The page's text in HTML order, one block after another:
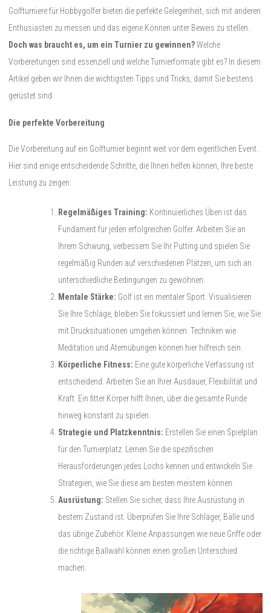
Golfturniere für Hobbygolfer bieten die perfekte Gelegenheit, sich mit anderen
Enthusiasten zu messen und das eigene Können unter Beweis zu stellen.
Doch was braucht es, um ein Turnier zu gewinnen?Welche
Vorbereitungen sind essenziell und welche Turnierformate gibt es? In diesem
Artikel geben wir Ihnen die wichtigsten Tipps und Tricks, damit Sie bestens
gerüstet sind.
Die perfekte Vorbereitung
Die Vorbereitung auf ein Golfturnier beginnt weit vor dem eigentlichen Event.
Hier sind einige entscheidende Schritte, die Ihnen helfen können, Ihre beste
Leistung zu zeigen:
Regelmäßiges Training: Kontinuierliches Üben ist das
Fundament für jeden erfolgreichen Golfer. Arbeiten Sie an
Ihrem Schwung, verbessern Sie Ihr Putting und spielen Sie
regelmäßig Runden auf verschiedenen Plätzen, um sich an
unterschiedliche Bedingungen zu gewöhnen.
Mentale Stärke: Golf ist ein mentaler Sport. Visualisieren
Sie Ihre Schläge, bleiben Sie fokussiert und lernen Sie, wie Sie
mit Drucksituationen umgehen können. Techniken wie
Meditation und Atemübungen können hier hilfreich sein.
Körperliche Fitness: Eine gute körperliche Verfassung ist
entscheidend. Arbeiten Sie an Ihrer Ausdauer, Flexibilität und
Kraft. Ein fitter Körper hilft Ihnen, über die gesamte Runde
hinweg konstant zu spielen.
Strategie und Platzkenntnis: Erstellen Sie einen Spielplan
für den Turnierplatz. Lernen Sie die spezifischen
Herausforderungen jedes Lochs kennen und entwickeln Sie
Strategien, wie Sie diese am besten meistern können.
Ausrüstung: Stellen Sie sicher, dass Ihre Ausrüstung in
bestem Zustand ist. Überprüfen Sie Ihre Schläger, Bälle und
das übrige Zubehör. Kleine Anpassungen wie neue Griffe oder
die richtige Ballwahl können einen großen Unterschied
machen.